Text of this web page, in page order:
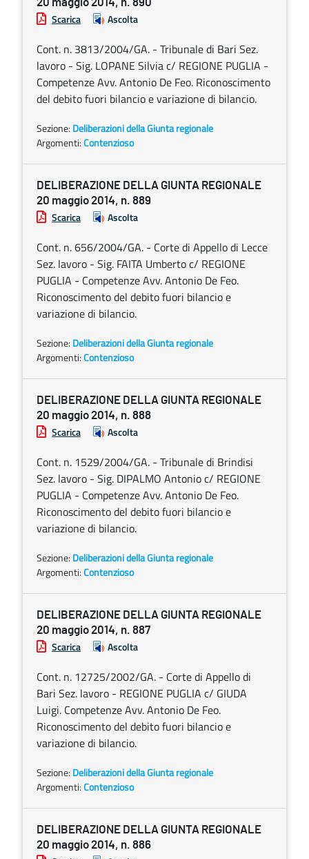
20 maggio 2014, n. 890
Scarica Ascolta
Cont. n. 3813/2004/GA. - Tribunale di Bari Sez.
lavoro - Sig. LOPANE Silvia c/ REGIONE PUGLIA -
Competenze Avv. Antonio De Feo. Riconoscimento
del debito fuori bilancio e variazione di bilancio.
Sezione: Deliberazioni della Giunta regionale
Argomenti:Contenzioso
DELIBERAZIONE DELLA GIUNTA REGIONALE
20 maggio 2014, n. 889
Scarica Ascolta
Cont. n. 656/2004/GA. - Corte di Appello di Lecce
Sez. lavoro - Sig. FAITA Umberto c/ REGIONE
PUGLIA - Competenze Avv. Antonio De Feo.
Riconoscimento del debito fuori bilancio e
variazione di bilancio.
Sezione: Deliberazioni della Giunta regionale
Argomenti:Contenzioso
DELIBERAZIONE DELLA GIUNTA REGIONALE
20 maggio 2014, n. 888
Scarica Ascolta
Cont. n. 1529/2004/GA. - Tribunale di Brindisi
Sez. lavoro - Sig. DIPALMO Antonio c/ REGIONE
PUGLIA - Competenze Avv. Antonio De Feo.
Riconoscimento del debito fuori bilancio e
variazione di bilancio.
Sezione: Deliberazioni della Giunta regionale
Argomenti:Contenzioso
DELIBERAZIONE DELLA GIUNTA REGIONALE
20 maggio 2014, n. 887
Scarica Ascolta
Cont. n. 12725/2002/GA. - Corte di Appello di
Bari Sez. lavoro - REGIONE PUGLIA c/ GIUDA
Luigi. Competenze Avv. Antonio De Feo.
Riconoscimento del debito fuori bilancio e
variazione di bilancio.
Sezione: Deliberazioni della Giunta regionale
Argomenti:Contenzioso
DELIBERAZIONE DELLA GIUNTA REGIONALE
20 maggio 2014, n. 886